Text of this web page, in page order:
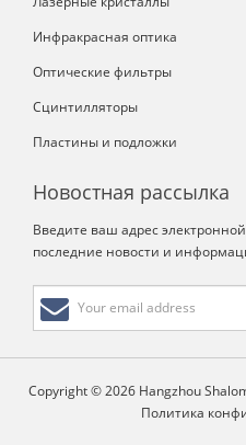
Инфракрасная оптика
Оптические фильтры
Сцинтилляторы
Пластины и подложки
Новостная рассылка
Введите ваш адрес
последние новости и
Copyright © 2026 Hangzhou
Политика